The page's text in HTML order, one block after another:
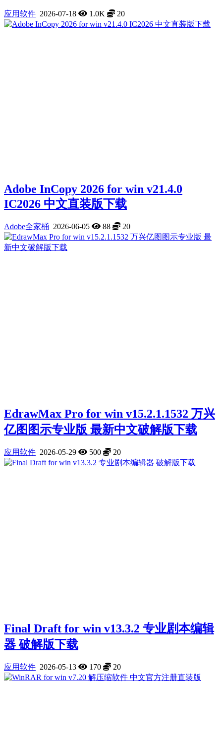
应用软件 2026-07-18 1.0K 20
Adobe InCopy 2026 for win v21.4.0
IC2026 中文直装版下载
Adobe全家桶 2026-06-05 88 20
EdrawMax Pro for win v15.2.1.1532 万兴
亿图图示专业版 最新中文破解版下载
应用软件 2026-05-29 500 20
Final Draft for win v13.3.2 专业剧本编辑
器 破解版下载
应用软件 2026-05-13 170 20